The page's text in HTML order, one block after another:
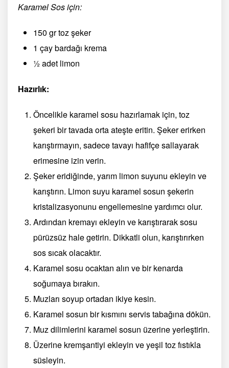
Karamel Sos için:
150 gr toz şeker
1 çay bardağı krema
½ adet limon
Hazırlık:
Öncelikle karamel sosu hazırlamak için, toz
şekeri bir tavada orta ateşte eritin. Şeker erirken
karıştırmayın, sadece tavayı hafifçe sallayarak
erimesine izin verin.
Şeker eridiğinde, yarım limon suyunu ekleyin ve
karıştırın. Limon suyu karamel sosun şekerin
kristalizasyonunu engellemesine yardımcı olur.
Ardından kremayı ekleyin ve karıştırarak sosu
pürüzsüz hale getirin. Dikkatli olun, karıştırırken
sos sıcak olacaktır.
Karamel sosu ocaktan alın ve bir kenarda
soğumaya bırakın.
Muzları soyup ortadan ikiye kesin.
Karamel sosun bir kısmını servis tabağına dökün.
Muz dilimlerini karamel sosun üzerine yerleştirin.
Üzerine kremşantiyi ekleyin ve yeşil toz fıstıkla
süsleyin.